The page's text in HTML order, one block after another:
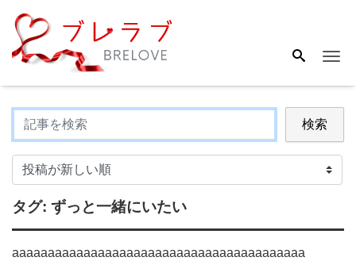
検索
タグ: ずっと一緒にいたい
aaaaaaaaaaaaaaaaaaaaaaaaaaaaaaaaaaaaaaaaa